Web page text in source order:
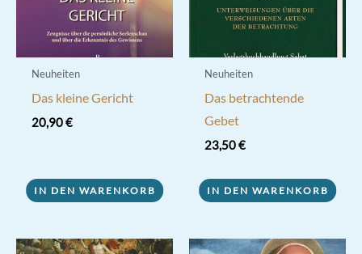
Neuheiten
Das kleine Gericht
20,90€
IN DEN WARENKORB
Neuheiten
Das betrachtende
Gebet
23,50€
IN DEN WARENKORB